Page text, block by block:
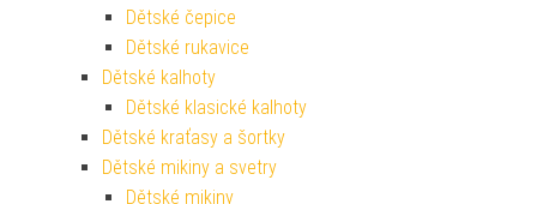
Dětské čepice
Dětské rukavice
Dětské kalhoty
Dětské klasické kalhoty
Dětské kraťasy a šortky
Dětské mikiny a svetry
Dětské mikiny